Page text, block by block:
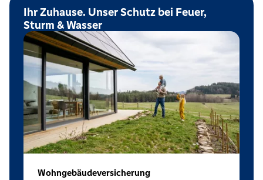
Ihr Zuhause. Unser Schutz bei Feuer,
Sturm & Wasser
Wohngebäudeversicherung